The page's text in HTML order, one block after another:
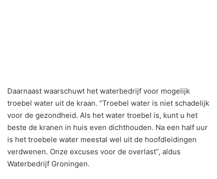
Daarnaast waarschuwt het waterbedrijf voor mogelijk
troebel water uit de kraan. “Troebel water is niet schadelijk
voor de gezondheid. Als het water troebel is, kunt u het
beste de kranen in huis even dichthouden. Na een half uur
is het troebele water meestal wel uit de hoofdleidingen
verdwenen. Onze excuses voor de overlast”, aldus
Waterbedrijf Groningen.